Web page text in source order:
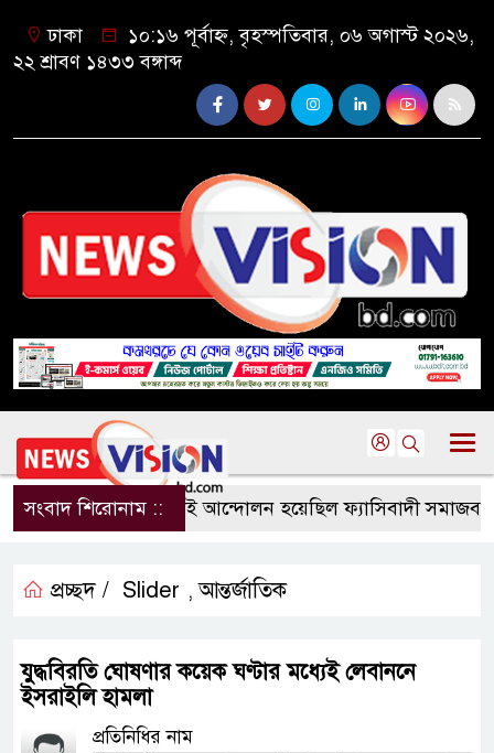
ঢাকা
১০:১৬ পূর্বাহ্ন, বৃহস্পতিবার, ০৬ অগাস্ট ২০২৬,
২২ শ্রাবণ ১৪৩৩ বঙ্গাব্দ
সংবাদ শিরোনাম ::জুলাই আন্দোলন হয়েছিল ফ্যাসিবাদী
প্রচ্ছদ / Slider ,আন্তর্জাতিক
যুদ্ধবিরতি ঘোষণার কয়েক ঘণ্টার মধ্যেই লেবাননে
ইসরাইলি হামলা
প্রতিনিধির নাম